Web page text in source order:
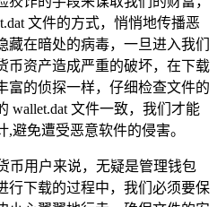
文件的方式，悄悄地传播恶
在暗处的病毒，一旦进入我们
币资产造成严重的破坏，在下载
富的侦探一样，仔细检查文件的
wallet.dat 文件一致，我们才能
避免遭受恶意软件的侵害。
币用户来说，无疑是管理钱包
行下载的过程中，我们必须要保